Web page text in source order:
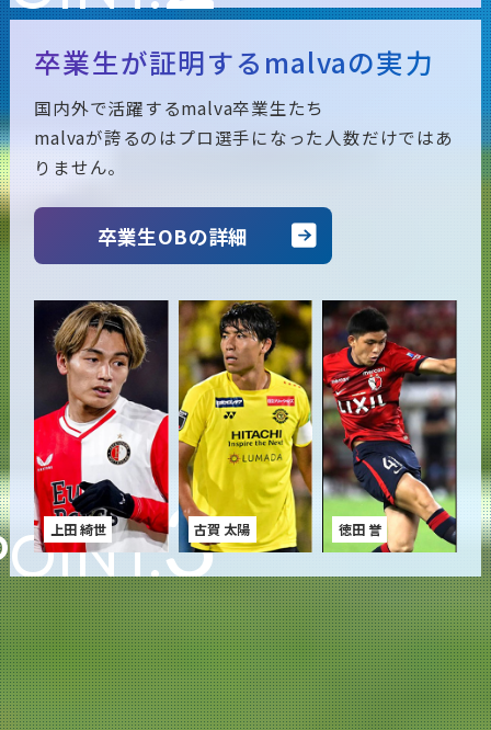
極めたいなら
マルバで
1対1を学べ
卒業生が証明するmalvaの実力
国内外で活躍するmalva卒業生たち
malvaが誇るのはプロ選手になった人数だけではあ
りません。
卒業生OBの詳細
上田 綺世 古賀 太陽 徳田 誉
3